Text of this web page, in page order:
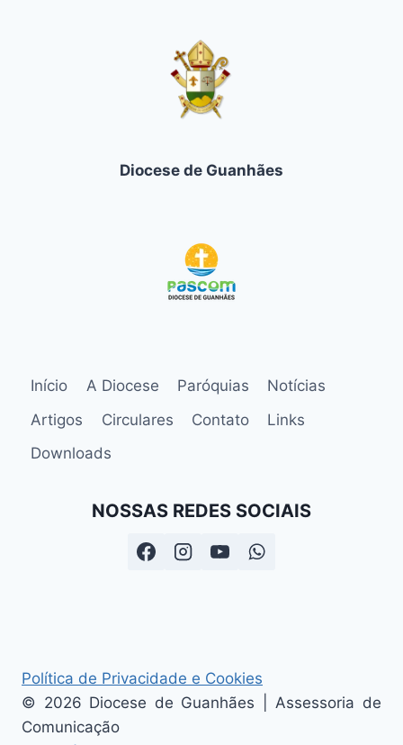
Diocese de Guanhães
Início A Diocese Paróquias
Notícias
Artigos
Circulares Contato
Links
Downloads
NOSSAS REDES SOCIAIS
Política de Privacidade e Cookies
© 2026 Diocese de Guanhães | Assessoria de
Comunicação